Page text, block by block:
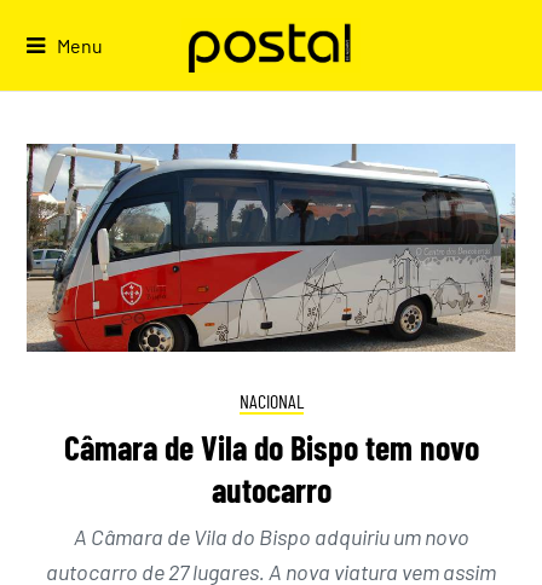
Menu
NACIONAL
Câmara de Vila do Bispo tem novo
autocarro
A Câmara de Vila do Bispo adquiriu um novo
autocarro de 27 lugares. A nova viatura vem assim